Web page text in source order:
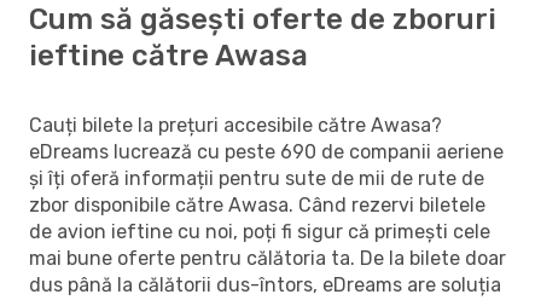
Cum să găsești oferte de zboruri
ieftine către Awasa
Cauți bilete la prețuri accesibile către Awasa?
eDreams lucrează cu peste 690 de companii aeriene
și îți oferă informații pentru sute de mii de rute de
zbor disponibile către Awasa. Când rezervi biletele
de avion ieftine cu noi, poți fi sigur că primești cele
mai bune oferte pentru călătoria ta. De la bilete doar
dus până la călătorii dus-întors, eDreams are soluția